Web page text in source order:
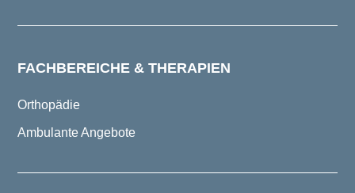
FACHBEREICHE & THERAPIEN
Orthopädie
Ambulante Angebote